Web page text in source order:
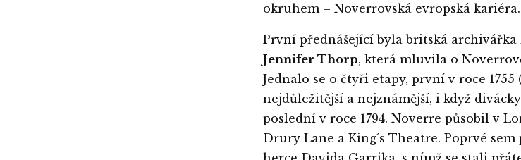
okruhem – Noverrovská evropská kariéra.
První přednášející byla britská archivářka
Jennifer Thorp, která mluvila o
Jednalo se o čtyři etapy, první v roce 1755
nejdůležitější a nejznámější, i když
poslední v roce 1794. Noverre působil v
Drury Lane a King´s Theatre. Poprvé